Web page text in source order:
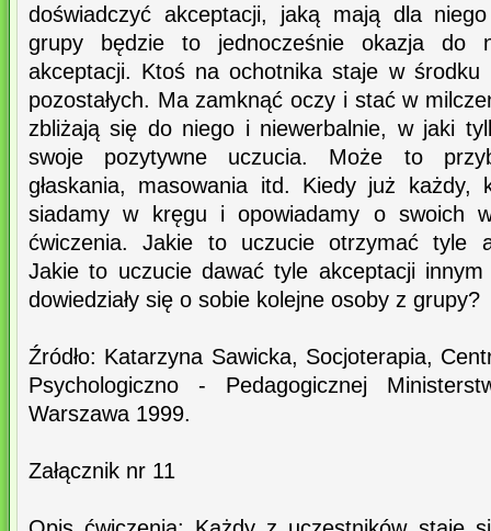
doświadczyć akceptacji, jaką mają dla
grupy będzie to jednocześnie okazja do
akceptacji. Ktoś na ochotnika staje w środku
pozostałych. Ma zamknąć oczy i stać w
zbliżają się do niego i niewerbalnie, w jaki
swoje pozytywne uczucia. Może to
głaskania, masowania itd. Kiedy już każdy,
siadamy w kręgu i opowiadamy o swoich
ćwiczenia. Jakie to uczucie otrzymać tyle
Jakie to uczucie dawać tyle akceptacji
dowiedziały się o sobie kolejne osoby z grupy?
Źródło: Katarzyna Sawicka, Socjoterapia,
Psychologiczno - Pedagogicznej
Warszawa 1999.
Załącznik nr 11